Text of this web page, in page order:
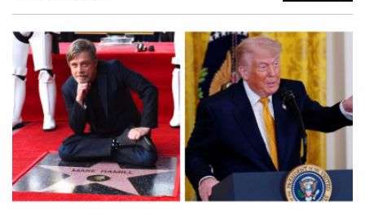
大轉變爆紅，經常分享若隱若現的居家影片，加上自然不做
作的互動風格，迅速吸引大量關注。她透露，其實最初只是
為了推廣吹風機團購，穿著平時在家的細肩帶連身裙（Slip
Dress）拍片，沒想到卻被網友誤認是性感睡衣風格，意外
掀起討論熱潮，甚至讓她IG訂閱人數突破4000人。這波流
量也讓成人平台SWAG主動找上門邀約合作。王俐人坦言，
自己當時其實沒有特別研究平台內容，只知道那是18禁平
台，以為只是一般直播再加上一點性感元素，「我真的沒有
做很多功課，只覺得可能就是穿清涼一點。」她回憶，自己
在演藝圈闖蕩2、30年，過去上節目時，也經常被要求低